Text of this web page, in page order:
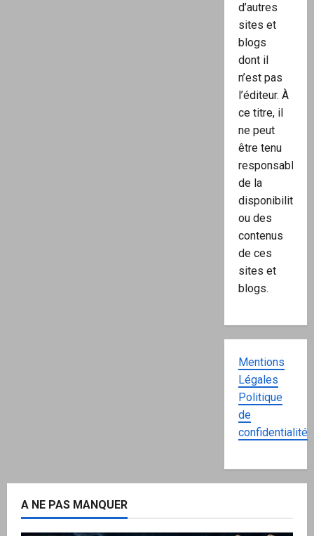
d’autres
sites et
blogs
dont il
n’est pas
l’éditeur. À
ce titre, il
ne peut
être tenu
responsable
de la
disponibilité
ou des
contenus
de ces
sites et
blogs.
Mentions
Légales
Politique
de
confidentialité
A NE PAS MANQUER